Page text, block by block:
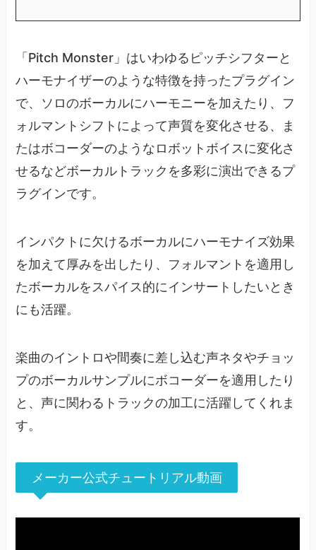
「Pitch Monster」はいわゆるピッチシフターと
ハーモナイザーのような特徴を持ったプラグイン
で、ソロのボーカルにハーモニーを加えたり、フ
ォルマントシフトによって声質を変化させる、ま
たはボコーダーのようなロボットボイスに変化さ
せるなどボーカルトラックを多彩に演出できるプ
ラグインです。
インパクトに欠けるボーカルにハーモナイズ効果
を加えて厚みを出したり、フォルマントを適用し
たボーカルをスパイス的にインサートしたいとき
にも活躍。
楽曲のイントロや間奏に差し込む声ネタやチョッ
プのボーカルサンプルにボコーダーを適用したり
と、声に関わるトラックの加工に活躍してくれま
す。
メーカー公式チュートリアル動画